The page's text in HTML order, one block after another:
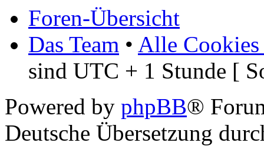
Foren-Übersicht
Das Team • Alle Cookies
sind UTC + 1 Stunde [
Powered by phpBB®
Deutsche Übersetzung